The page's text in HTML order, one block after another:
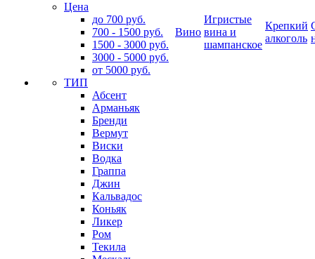
Цена
до 700 руб.
700 - 1500 руб.
1500 - 3000 руб.
3000 - 5000 руб.
от 5000 руб.
ТИП
Абсент
Арманьяк
Бренди
Вермут
Виски
Водка
Граппа
Джин
Кальвадос
Коньяк
Ликер
Ром
Текила
Вино
Игристые
вина и
шампанское
Крепкий
алкоголь